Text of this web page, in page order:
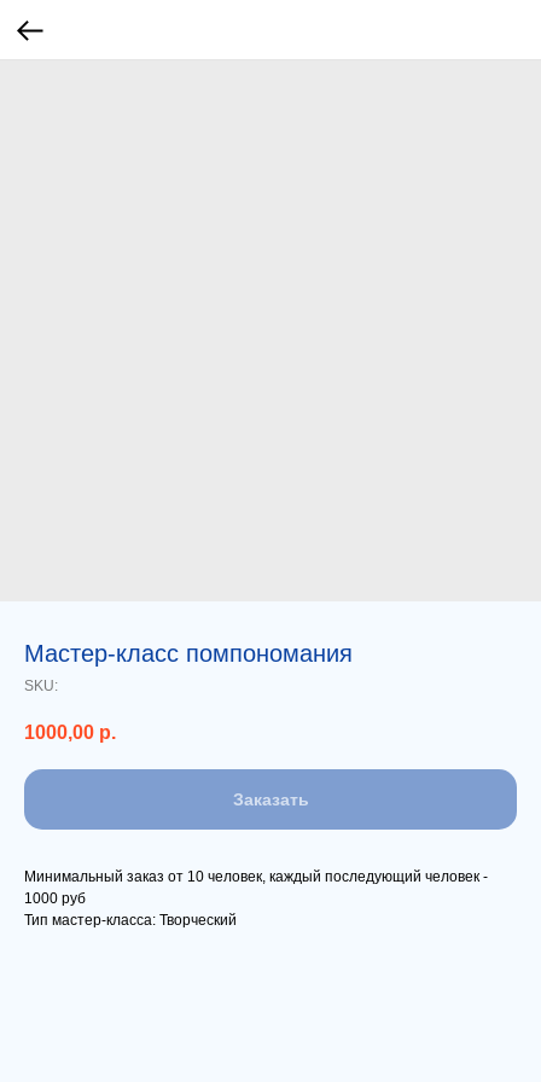
Мастер-класс помпономания
SKU:
1000,00 р.
Заказать
Минимальный заказ от 10 человек, каждый последующий человек -
1000 руб
Тип мастер-класса: Творческий